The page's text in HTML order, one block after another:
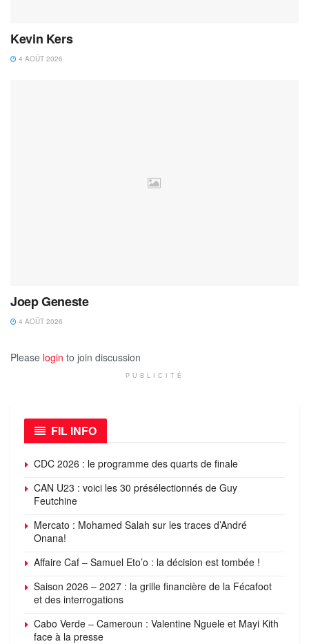
Kevin Kers
4 AOÛT 2026
Joep Geneste
4 AOÛT 2026
Please login to join discussion
PUBLICITÉ
FIL INFO
CDC 2026 : le programme des quarts de finale
CAN U23 : voici les 30 présélectionnés de Guy
Feutchine
Mercato : Mohamed Salah sur les traces d’André
Onana!
Affaire Caf – Samuel Eto’o : la décision est tombée !
Saison 2026 – 2027 : la grille financière de la Fécafoot
et des interrogations
Cabo Verde – Cameroun : Valentine Nguele et Mayi Kith
face à la presse